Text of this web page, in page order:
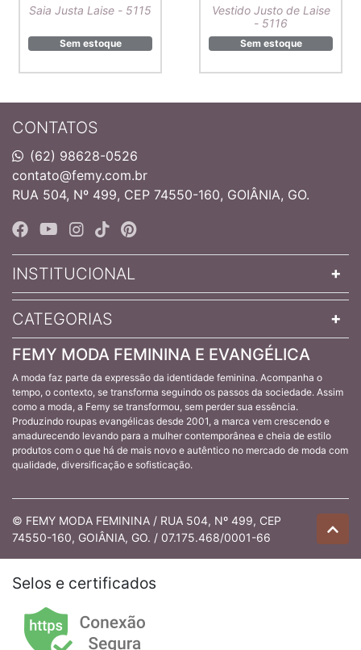
Saia Justa Laise - 5115
Sem estoque
Vestido Justo de Laise
- 5116
Sem estoque
CONTATOS
(62) 98628-0526
contato@femy.com.br
RUA 504, Nº 499, CEP 74550-160, GOIÂNIA, GO.
INSTITUCIONAL
CATEGORIAS
FEMY MODA FEMININA E EVANGÉLICA
A moda faz parte da expressão da identidade feminina. Acompanha o
tempo, o contexto, se transforma seguindo os passos da sociedade. Assim
como a moda, a Femy se transformou, sem perder sua essência.
Produzindo roupas evangélicas desde 2001, a marca vem crescendo e
amadurecendo levando para a mulher contemporânea e cheia de estilo
produtos com o que há de mais novo e autêntico no mercado de moda com
qualidade, diversificação e sofisticação.
© FEMY MODA FEMININA / RUA 504, Nº 499, CEP
74550-160, GOIÂNIA, GO. / 07.175.468/0001-66
Selos e certificados